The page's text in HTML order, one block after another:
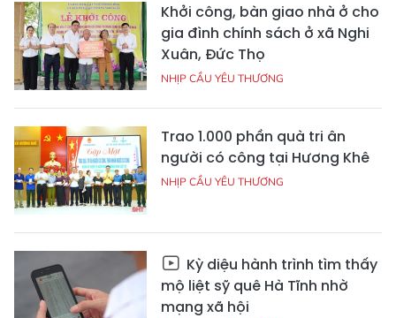
Khởi công, bàn giao nhà ở cho
gia đình chính sách ở xã Nghi
Xuân, Đức Thọ
NHỊP CẦU YÊU THƯƠNG
Trao 1.000 phần quà tri ân
người có công tại Hương Khê
NHỊP CẦU YÊU THƯƠNG
Kỳ diệu hành trình tìm thấy
mộ liệt sỹ quê Hà Tĩnh nhờ
mạng xã hội